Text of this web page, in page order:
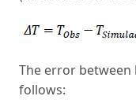
The error between
follows: